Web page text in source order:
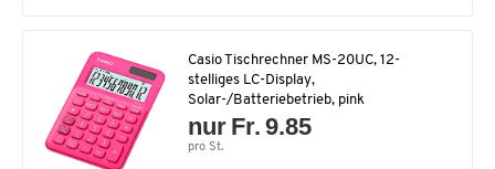
Casio Tischrechner MS-20UC, 12-
stelliges LC-Display,
Solar-/Batteriebetrieb, pink
nur Fr. 9.85
pro St.